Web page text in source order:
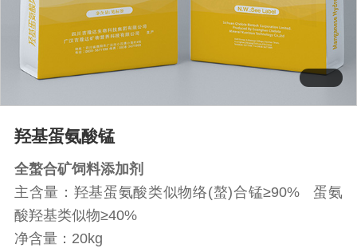
羟基蛋氨酸锰
全螯合矿饲料添加剂
主含量：羟基蛋氨酸类似物络(螯)合锰≥90% 蛋氨
酸羟基类似物≥40%
净含量：20kg